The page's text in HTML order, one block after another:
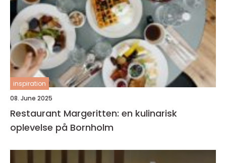
inspiration
08. June 2025
Restaurant Margeritten: en kulinarisk
oplevelse på Bornholm